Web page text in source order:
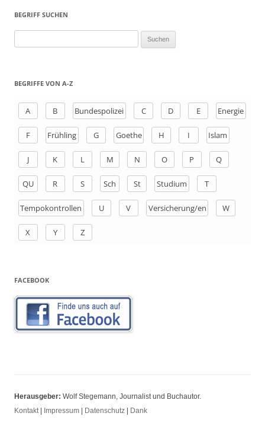
BEGRIFF SUCHEN
h
BEGRIFFE VON A-Z
A B Bundespolizei C D E Energie
F Frühling G Goethe H I Islam
J K L M N O P Q
QU R S Sch St Studium T
Tempokontrollen U V Versicherung/en W
X Y Z
FACEBOOK
Herausgeber: Wolf Stegemann, Journalist und Buchautor.
Kontakt | Impressum | Datenschutz | Dank